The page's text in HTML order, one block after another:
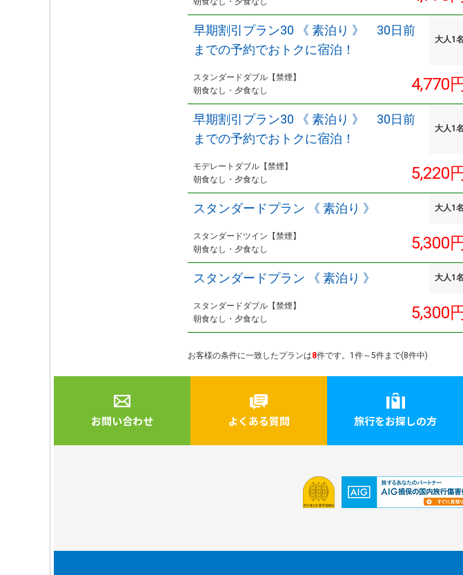
早期割引プラン30 《 素泊り 》 30日前
までの予約でおトクに宿泊！
大人1
スタンダードダブル【禁煙】
朝食なし・夕食なし
4,770
早期割引プラン30 《 素泊り 》 30日前
までの予約でおトクに宿泊！
大人1
モデレートダブル【禁煙】
朝食なし・夕食なし
5,220
スタンダードプラン 《 素泊り 》 大人1
スタンダードツイン【禁煙】
朝食なし・夕食なし
5,300
スタンダードプラン 《 素泊り 》 大人1
スタンダードダブル【禁煙】
朝食なし・夕食なし
5,300
お客様の条件に一致したプランは8件です。1件～5件まで(8件中)
お問い合わせ よくある質問 旅行をお探しの方